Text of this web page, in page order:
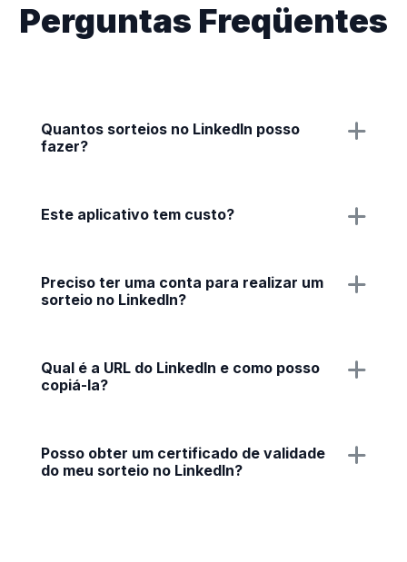
Perguntas Freqüentes
Quantos sorteios no LinkedIn posso
fazer?
Este aplicativo tem custo?
Preciso ter uma conta para realizar um
sorteio no LinkedIn?
Qual é a URL do LinkedIn e como posso
copiá-la?
Posso obter um certificado de validade
do meu sorteio no LinkedIn?